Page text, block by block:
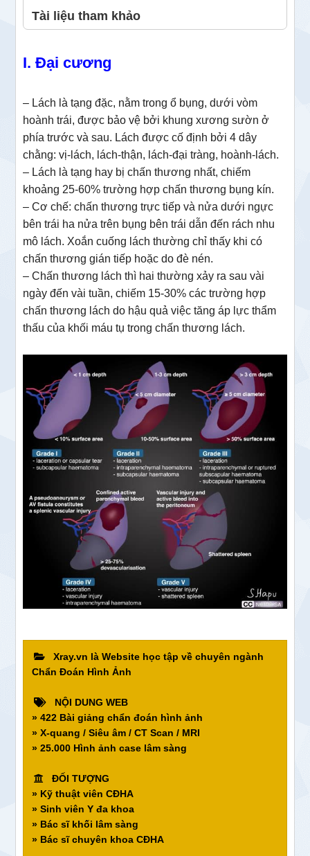
Tài liệu tham khảo
I. Đại cương
– Lách là tạng đặc, nằm trong ổ bụng, dưới vòm
hoành trái, được bảo vệ bởi khung xương sườn ở
phía trước và sau. Lách được cố định bởi 4 dây
chằng: vị-lách, lách-thận, lách-đại tràng, hoành-lách.
– Lách là tạng hay bị chấn thương nhất, chiếm
khoảng 25-60% trường hợp chấn thương bụng kín.
– Cơ chế: chấn thương trực tiếp và nửa dưới ngực
bên trái ha nửa trên bụng bên trái dẫn đến rách nhu
mô lách. Xoắn cuống lách thường chỉ thấy khi có
chấn thương gián tiếp hoặc do đè nén.
– Chấn thương lách thì hai thường xảy ra sau vài
ngày đến vài tuần, chiếm 15-30% các trường hợp
chấn thương lách do hậu quả việc tăng áp lực thẩm
thấu của khối máu tụ trong chấn thương lách.
Xray.vn là Website học tập về chuyên ngành
Chẩn Đoán Hình Ảnh
NỘI DUNG WEB
» 422 Bài giảng chẩn đoán hình ảnh
» X-quang / Siêu âm / CT Scan / MRI
» 25.000 Hình ảnh case lâm sàng
ĐỐI TƯỢNG
» Kỹ thuật viên CĐHA
» Sinh viên Y đa khoa
» Bác sĩ khối lâm sàng
» Bác sĩ chuyên khoa CĐHA